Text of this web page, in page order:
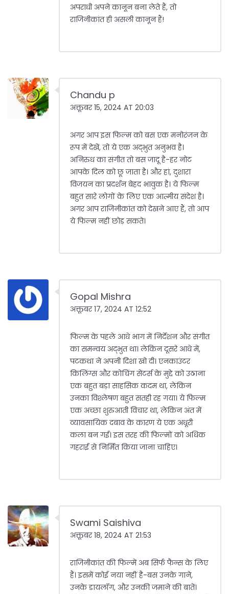
अपराधी अपने कानून बना लेते हैं, तो
राजिनीकांत ही असली कानून हैं!
Chandu p
अक्तूबर 15, 2024 AT 20:03
अगर आप इस फिल्म को बस एक मनोरंजन के
रूप में देखें, तो ये एक अद्भुत अनुभव है।
अनिरुध का संगीत तो बस जादू है-हर नोट
आपके दिल को छू जाता है। और हां, दुशारा
विजयन का प्रदर्शन बेहद भावुक है। ये फिल्म
बहुत सारे लोगों के लिए एक आत्मीय संदेश है।
अगर आप राजिनीकांत को देखने आए हैं, तो आप
ये फिल्म नहीं छोड़ सकते।
Gopal Mishra
अक्तूबर 17, 2024 AT 12:52
फिल्म के पहले आधे भाग में निर्देशन और संगीत
का समन्वय अद्भुत था। लेकिन दूसरे आधे में,
पटकथा ने अपनी दिशा खो दी। एनकाउंटर
किलिंग्स और कोचिंग सेंटर्स के मुद्दे को उठाना
एक बहुत बड़ा साहसिक कदम था, लेकिन
उनका विश्लेषण बहुत सतही रह गया। ये फिल्म
एक अच्छा शुरुआती विचार था, लेकिन अंत में
व्यावसायिक दबाव के कारण ये एक अधूरी
कला बन गई। इस तरह की फिल्मों को अधिक
गहराई से निर्मित किया जाना चाहिए।
Swami Saishiva
अक्तूबर 18, 2024 AT 21:53
राजिनीकांत की फिल्में अब सिर्फ फैन्स के लिए
हैं। इसमें कोई नया नहीं है-बस उनके गाने,
उनके डायलॉग, और उनकी जमाने की बातें।